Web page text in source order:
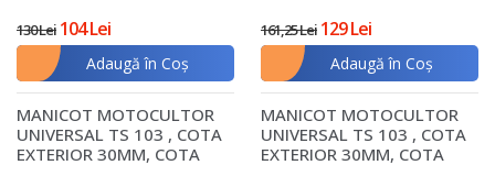
130 Lei 104 Lei
Adaugă în Coş
161,25 Lei 129 Lei
Adaugă în Coş
MANICOT MOTOCULTOR
UNIVERSAL TS 103 , COTA
EXTERIOR 30MM, COTA
MANICOT MOTOCULTOR
UNIVERSAL TS 103 , COTA
EXTERIOR 30MM, COTA